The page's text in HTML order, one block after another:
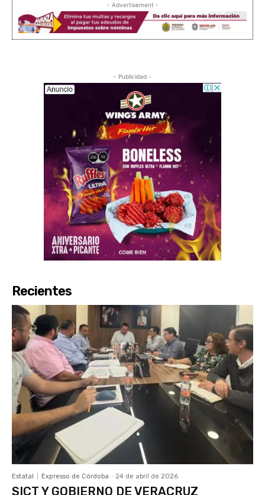
- Advertisement -
- Publicidad -
Recientes
Estatal Expresso de Córdoba - 24 de abril de 2026
SICT Y GOBIERNO DE VERACRUZ